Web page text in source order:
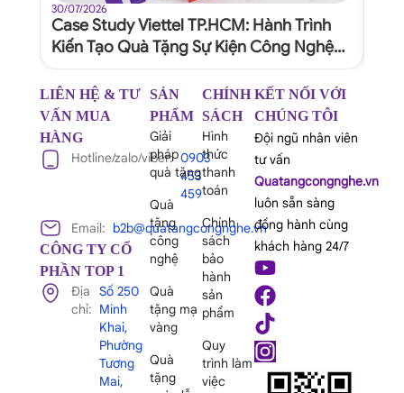
30/07/2026
Case Study Viettel TP.HCM: Hành Trình
Kiến Tạo Quà Tặng Sự Kiện Công Nghệ
LIÊN HỆ & TƯ
VẤN MUA
HÀNG
Hotline/zalo/viber: 0903
453
459
Email: b2b@quatangcongnghe.vn
CÔNG TY CỔ
PHẦN TOP 1
Địa
chỉ:
Số 250
Minh
Khai,
Phường
Tương
Mai,
SẢN
PHẨM
Giải
pháp
quà tặng
Quà
tặng
công
nghệ
Quà
tặng mạ
vàng
Quà
tặng
CHÍNH
SÁCH
Hình
thức
thanh
toán
Chính
sách
bảo
hành
sản
phẩm
Quy
trình làm
việc
KẾT NỐI VỚI
CHÚNG TÔI
Đội ngũ nhân viên
tư vấn
Quatangcongnghe.vn
luôn sẵn sàng
đồng hành cùng
khách hàng 24/7